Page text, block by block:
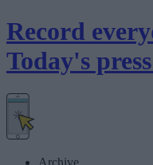
Record
Today's
Archive